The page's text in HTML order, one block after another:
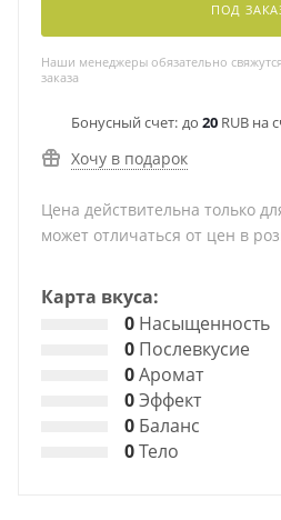
ПОД
Наши менеджеры обязательно
заказа
Бонусный счет: до 20 RUB на
Хочу в подарок
Цена действительна только
может отличаться от цен в
Карта вкуса:
0 Насыщенность
0 Послевкусие
0Аромат
0Эффект
0 Баланс
0Тело